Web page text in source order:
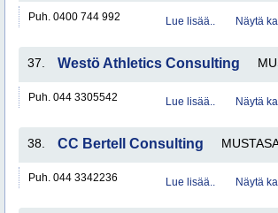
Puh. 0400 744 992 Lue lisää.. Näytä
37. Westö Athletics Consulting
Puh. 044 3305542 Lue lisää.. Näytä
38. CC Bertell Consulting
Puh. 044 3342236 Lue lisää.. Näytä